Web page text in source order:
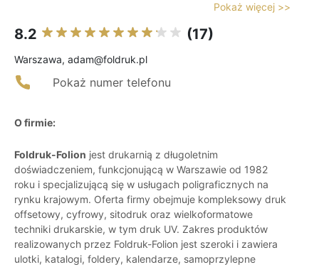
Pokaż więcej >>
8.2 (17)
Warszawa, adam@foldruk.pl
Pokaż numer telefonu
O firmie:
Foldruk-Folion jest drukarnią z długoletnim
doświadczeniem, funkcjonującą w Warszawie od 1982
roku i specjalizującą się w usługach poligraficznych na
rynku krajowym. Oferta firmy obejmuje kompleksowy druk
offsetowy, cyfrowy, sitodruk oraz wielkoformatowe
techniki drukarskie, w tym druk UV. Zakres produktów
realizowanych przez Foldruk-Folion jest szeroki i zawiera
ulotki, katalogi, foldery, kalendarze, samoprzylepne